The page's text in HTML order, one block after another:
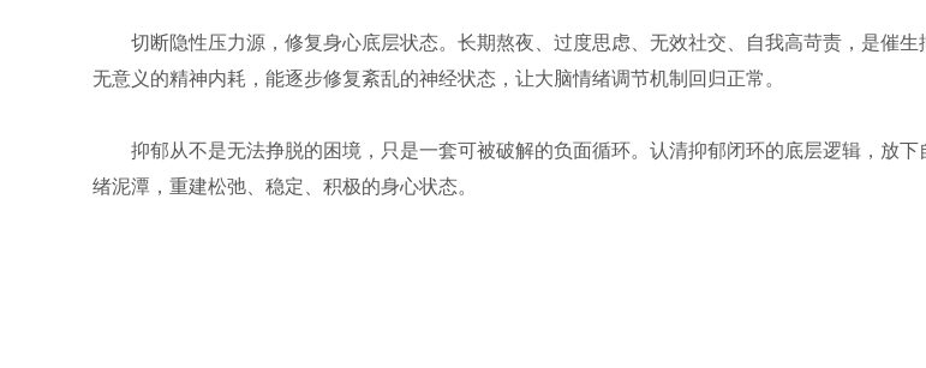
切断隐性压力源，修复身心底层状态。长期熬夜、过度思虑、无效社交、自我高苛责，是催
无意义的精神内耗，能逐步修复紊乱的神经状态，让大脑情绪调节机制回归正常。
抑郁从不是无法挣脱的困境，只是一套可被破解的负面循环。认清抑郁闭环的底层逻辑，放
绪泥潭，重建松弛、稳定、积极的身心状态。